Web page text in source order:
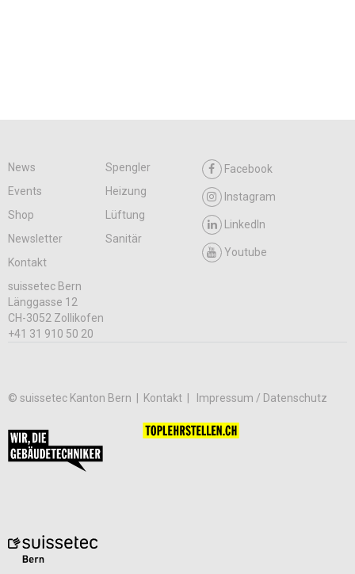
News
Spengler
Events
Heizung
Shop
Lüftung
Newsletter
Sanitär
Kontakt
Facebook
Instagram
LinkedIn
Youtube
suissetec Bern
Länggasse 12
CH-3052 Zollikofen
+41 31 910 50 20
© suissetec Kanton Bern | Kontakt Impressum / Datenschutz